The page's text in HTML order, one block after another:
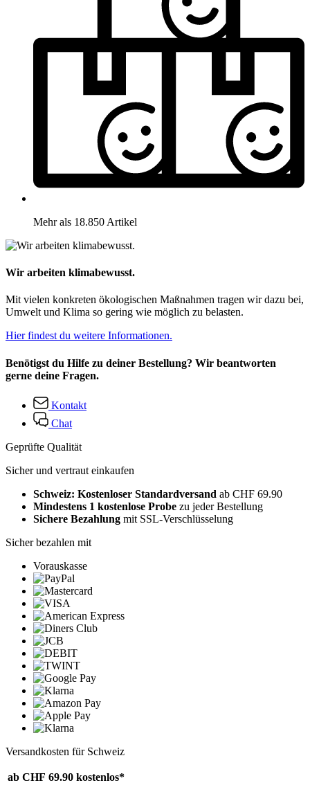
Mehr als 18.850 Artikel
Wir arbeiten klimabewusst.
Mit vielen konkreten ökologischen Maßnahmen tragen wir dazu bei,
Umwelt und Klima so gering wie möglich zu belasten.
Hier findest du weitere Informationen.
Benötigst du Hilfe zu deiner Bestellung? Wir beantworten
gerne deine Fragen.
Kontakt
Chat
Geprüfte Qualität
Sicher und vertraut einkaufen
Schweiz: Kostenloser Standardversand ab CHF 69.90
Mindestens 1 kostenlose Probe zu jeder Bestellung
Sichere Bezahlung mit SSL-Verschlüsselung
Sicher bezahlen mit
Vorauskasse
Versandkosten für Schweiz
ab CHF 69.90 kostenlos*